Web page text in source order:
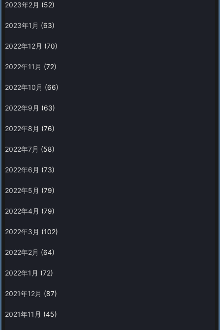
2023年2月 (52)
2023年1月 (63)
2022年12月 (70)
2022年11月 (72)
2022年10月 (66)
2022年9月 (63)
2022年8月 (76)
2022年7月 (58)
2022年6月 (73)
2022年5月 (79)
2022年4月 (79)
2022年3月 (102)
2022年2月 (64)
2022年1月 (72)
2021年12月 (87)
2021年11月 (45)